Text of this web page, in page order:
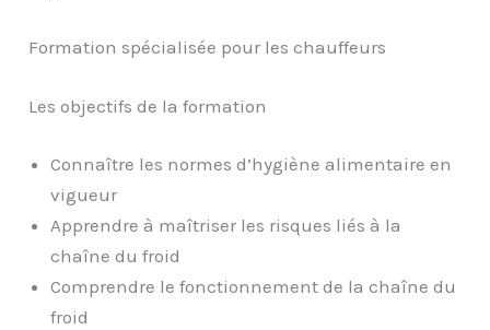
Formation spécialisée pour les chauffeurs
Les objectifs de la formation
Connaître les normes d’hygiène alimentaire en
vigueur
Apprendre à maîtriser les risques liés à la
chaîne du froid
Comprendre le fonctionnement de la chaîne du
froid